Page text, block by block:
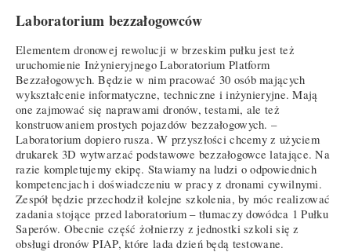
Laboratorium bezzałogowców
Elementem dronowej rewolucji w brzeskim pułku jest też
uruchomienie Inżynieryjnego Laboratorium Platform
Bezzałogowych. Będzie w nim pracować 30 osób mających
wykształcenie informatyczne, techniczne i inżynieryjne. Mają
one zajmować się naprawami dronów, testami, ale też
konstruowaniem prostych pojazdów bezzałogowych. –
Laboratorium dopiero rusza. W przyszłości chcemy z użyciem
drukarek 3D wytwarzać podstawowe bezzałogowce latające. Na
razie kompletujemy ekipę. Stawiamy na ludzi o odpowiednich
kompetencjach i doświadczeniu w pracy z dronami cywilnymi.
Zespół będzie przechodził kolejne szkolenia, by móc realizować
zadania stojące przed laboratorium – tłumaczy dowódca 1 Pułku
Saperów. Obecnie część żołnierzy z jednostki szkoli się z
obsługi dronów PIAP, które lada dzień będą testowane.